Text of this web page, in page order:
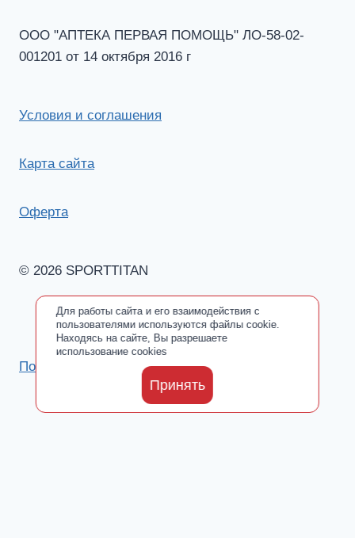
ООО "АПТЕКА ПЕРВАЯ ПОМОЩЬ" ЛО-58-02-
001201 от 14 октября 2016 г
Условия и соглашения
Карта сайта
Оферта
© 2026 SPORTTITAN
Политика обработки персональных данных
Для работы сайта и его взаимодействия с
пользователями используются файлы cookie.
Находясь на сайте, Вы разрешаете
использование cookies
Принять